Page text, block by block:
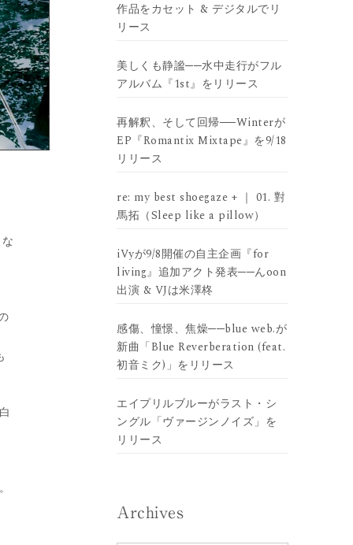
作品をカセット & デジタルでリ
リース
美しくも静謐──水中走行がフル
アルバム『1st』をリリース
再解釈、そして回帰──Winterが
EP『Romantix Mixtape』を9/18
リリース
re: my best shoegaze + ｜ 01. 對
馬拓（Sleep like a pillow）
iVyが9/8開催の自主企画『for
living』追加アクト発表──んoon
出演 & VJは米澤柊
感傷、憧憬、焦燥──blue web.が
新曲「Blue Reverberation (feat.
初音ミク)」をリリース
エイプリルブルーがラスト・シ
ングル「ヴァージンノイズ」を
リリース
Archives